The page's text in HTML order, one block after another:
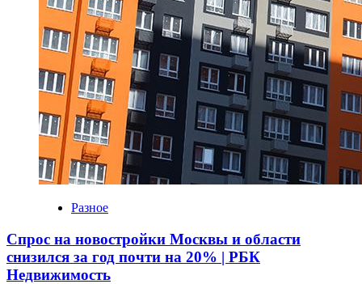
Разное
Спрос на новостройки Москвы и области
снизился за год почти на 20% | РБК
Недвижимость